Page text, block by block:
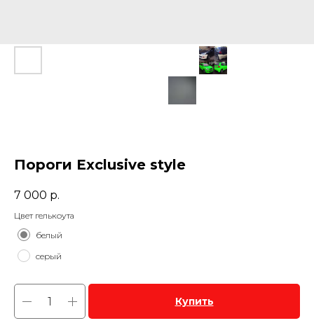
Пороги Exclusive style
7 000 р.
Цвет гелькоута
белый
серый
Купить